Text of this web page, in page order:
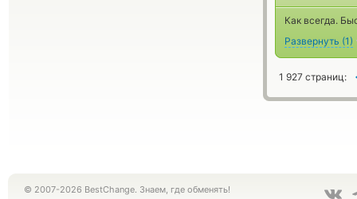
Как всегда.
Развернуть (1)
1 927 страниц:
© 2007-2026 BestChange. Знаем, где обменять!